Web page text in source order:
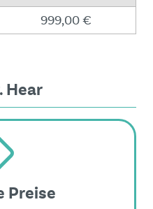
999,00 €
Hear
Preise